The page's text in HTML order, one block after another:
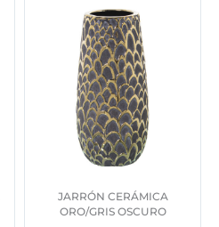
JARRÓN CERÁMICA
ORO/GRIS OSCURO